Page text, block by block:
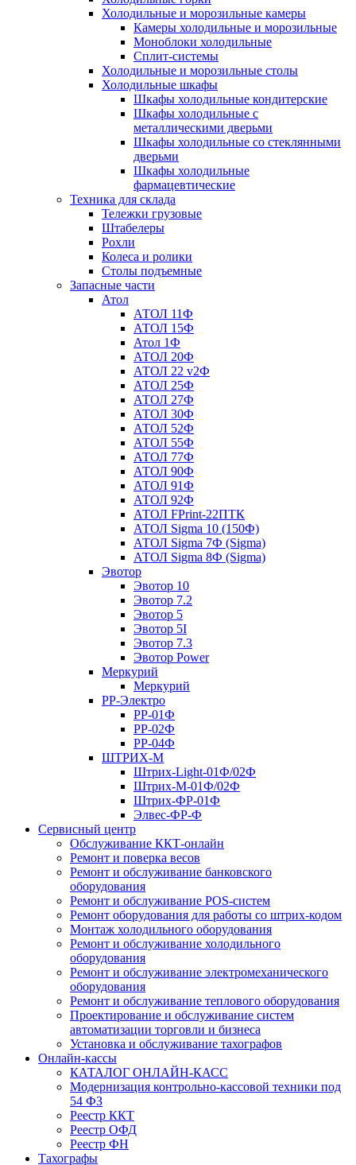
Холодильные и морозильные камеры
Камеры холодильные и морозильные
Моноблоки холодильные
Сплит-системы
Холодильные и морозильные столы
Холодильные шкафы
Шкафы холодильные кондитерские
Шкафы холодильные с
металлическими дверьми
Шкафы холодильные со стеклянными
дверьми
Шкафы холодильные
фармацевтические
Техника для склада
Тележки грузовые
Штабелеры
Рохли
Колеса и ролики
Столы подъемные
Запасные части
Атол
АТОЛ 11Ф
АТОЛ 15Ф
Атол 1Ф
АТОЛ 20Ф
АТОЛ 22 v2Ф
АТОЛ 25Ф
АТОЛ 27Ф
АТОЛ 30Ф
АТОЛ 52Ф
АТОЛ 55Ф
АТОЛ 77Ф
АТОЛ 90Ф
АТОЛ 91Ф
АТОЛ 92Ф
АТОЛ FPrint-22ПТК
АТОЛ Sigma 10 (150Ф)
АТОЛ Sigma 7Ф (Sigma)
АТОЛ Sigma 8Ф (Sigma)
Эвотор
Эвотор 10
Эвотор 7.2
Эвотор 5
Эвотор 5I
Эвотор 7.3
Эвотор Power
Меркурий
Меркурий
РР-Электро
РР-01Ф
РР-02Ф
РР-04Ф
ШТРИХ-М
Штрих-Light-01Ф/02Ф
Штрих-М-01Ф/02Ф
Штрих-ФР-01Ф
Элвес-ФР-Ф
Сервисный центр
Обслуживание ККТ-онлайн
Ремонт и поверка весов
Ремонт и обслуживание банковского
оборудования
Ремонт и обслуживание POS-систем
Ремонт оборудования для работы со штрих-кодом
Монтаж холодильного оборудования
Ремонт и обслуживание холодильного
оборудования
Ремонт и обслуживание электромеханического
оборудования
Ремонт и обслуживание теплового оборудования
Проектирование и обслуживание систем
автоматизации торговли и бизнеса
Установка и обслуживание тахографов
Онлайн-кассы
КАТАЛОГ ОНЛАЙН-КАСС
Модернизация контрольно-кассовой техники под
54 ФЗ
Реестр ККТ
Реестр ОФД
Реестр ФН
Тахографы